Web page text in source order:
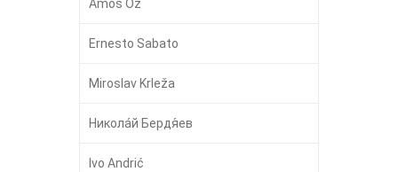
Amos Oz
Ernesto Sabato
Miroslav Krleža
Никола́й Бердя́ев
Ivo Andrić